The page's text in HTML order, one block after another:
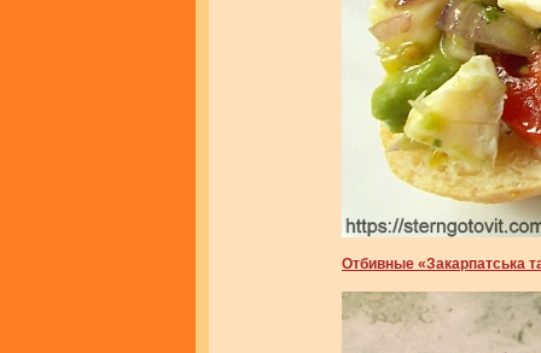
Отбивные «Закарпатська